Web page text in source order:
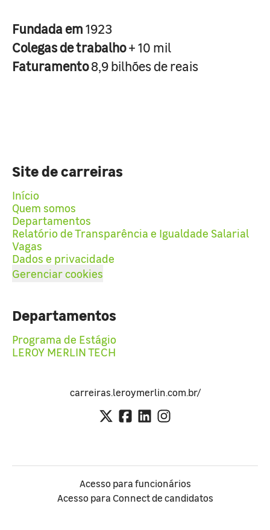
Fundada em1923
Colegas de trabalho+ 10 mil
Faturamento8,9 bilhões de reais
Site de carreiras
Início
Quem somos
Departamentos
Relatório de Transparência e Igualdade Salarial
Vagas
Dados e privacidade
Gerenciar cookies
Departamentos
Programa de Estágio
LEROY MERLIN TECH
carreiras.leroymerlin.com.br/
Acesso para funcionários
Acesso para Connect de candidatos